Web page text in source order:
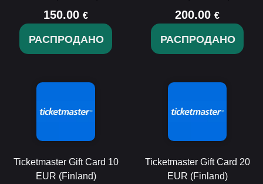
150.00 €
РАСПРОДАНО
200.00 €
РАСПРОДАНО
Ticketmaster Gift Card 10
EUR (Finland)
Ticketmaster Gift Card 20
EUR (Finland)